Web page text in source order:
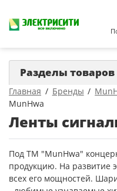
Главная Бренды
MunHwa
Ленты
Под ТМ "MunHwa"
продукцию. На развитие
всех его мощностей.
Разделы товаров